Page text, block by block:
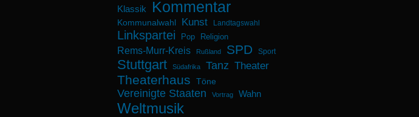
Klassik Kommentar
Kommunalwahl Kunst Landtagswahl
Linkspartei Pop Religion
Rems-Murr-Kreis Rußland SPD Sport
Stuttgart Südafrika Tanz Theater
Theaterhaus Töne
Vereinigte Staaten Vortrag Wahn
Weltmusik